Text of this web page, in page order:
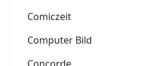
Comiczeit
Computer Bild